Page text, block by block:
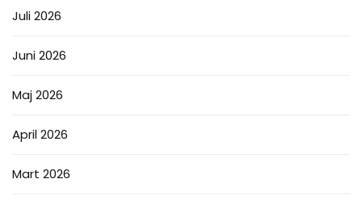
Juli 2026
Juni 2026
Maj 2026
April 2026
Mart 2026